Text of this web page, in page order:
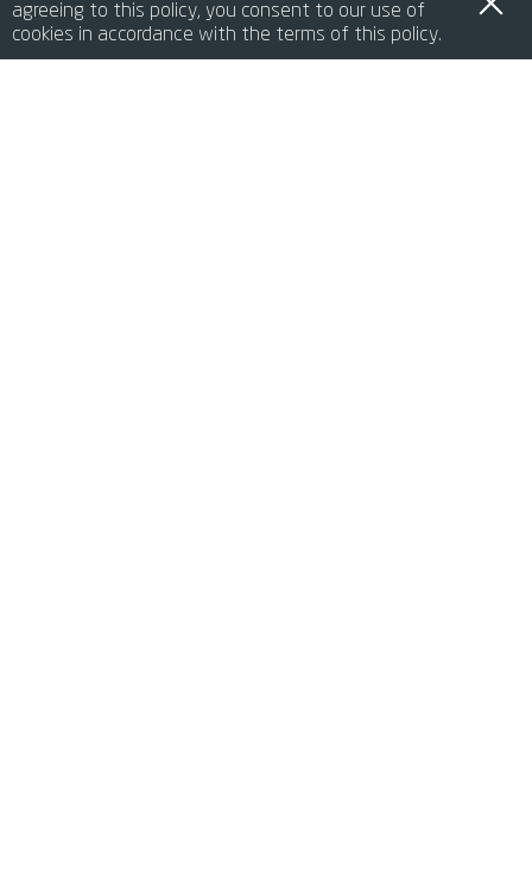
Healthcare & Life Sciences
agreeing to this policy, you consent to our use of
cookies in accordance with the terms of this policy.